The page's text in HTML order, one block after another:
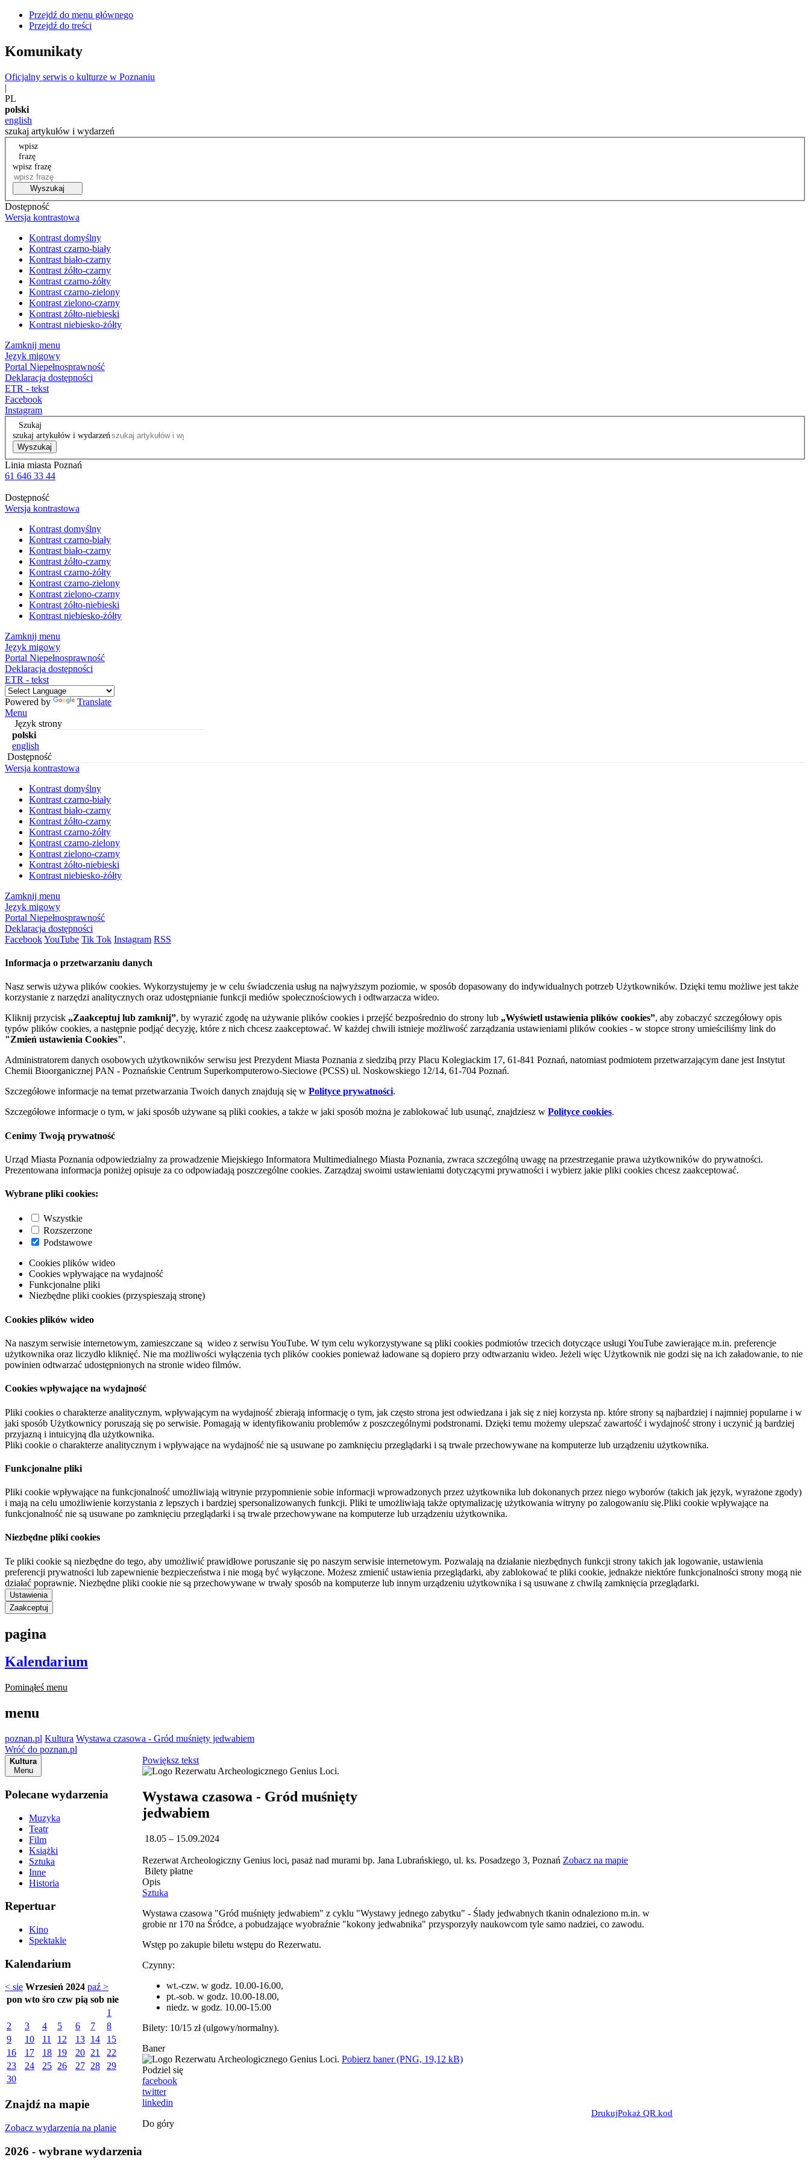
Przejdź do menu głównego
Przejdź do treści
Komunikaty
Oficjalny serwis o kulturze w Poznaniu
|
PL
polski
english
szukaj artykułów i wydarzeń
wpisz
frazę
wpisz frazę
Wyszukaj
Dostępność
Wersja kontrastowa
Kontrast domyślny
Kontrast czarno-biały
Kontrast biało-czarny
Kontrast żółto-czarny
Kontrast czarno-żółty
Kontrast czarno-zielony
Kontrast zielono-czarny
Kontrast żółto-niebieski
Kontrast niebiesko-żółty
Zamknij menu
Język migowy
Portal Niepełnosprawność
Deklaracja dostępności
ETR - tekst
Facebook
Instagram
Szukaj
szukaj artykułów i wydarzeń
Wyszukaj
Linia miasta Poznań
61 646 33 44
Dostępność
Wersja kontrastowa
Kontrast domyślny
Kontrast czarno-biały
Kontrast biało-czarny
Kontrast żółto-czarny
Kontrast czarno-żółty
Kontrast czarno-zielony
Kontrast zielono-czarny
Kontrast żółto-niebieski
Kontrast niebiesko-żółty
Zamknij menu
Język migowy
Portal Niepełnosprawność
Deklaracja dostępności
ETR - tekst
Powered by
Translate
Menu
Język strony
polski
english
Dostępność
Wersja kontrastowa
Kontrast domyślny
Kontrast czarno-biały
Kontrast biało-czarny
Kontrast żółto-czarny
Kontrast czarno-żółty
Kontrast czarno-zielony
Kontrast zielono-czarny
Kontrast żółto-niebieski
Kontrast niebiesko-żółty
Zamknij menu
Język migowy
Portal Niepełnosprawność
Deklaracja dostępności
FacebookYouTube Tik Tok Instagram RSS
Informacja o przetwarzaniu danych
Nasz serwis używa plików cookies. Wykorzystujemy je w celu świadczenia usług na najwyższym poziomie, w sposób dopasowany do indywidualnych potrzeb Użytkowników. Dzięki temu możliwe jest także
korzystanie z narzędzi analitycznych oraz udostępnianie funkcji mediów społecznościowych i odtwarzacza wideo.
Kliknij przycisk „Zaakceptuj lub zamknij”, by wyrazić zgodę na używanie plików cookies i przejść bezpośrednio do strony lub „Wyświetl ustawienia plików cookies”, aby zobaczyć szczegółowy opis
typów plików cookies, a następnie podjąć decyzję, które z nich chcesz zaakceptować. W każdej chwili istnieje możliwość zarządzania ustawieniami plików cookies - w stopce strony umieściliśmy link do
"Zmień ustawienia Cookies".
Administratorem danych osobowych użytkowników serwisu jest Prezydent Miasta Poznania z siedzibą przy Placu Kolegiackim 17, 61-841 Poznań, natomiast podmiotem przetwarzającym dane jest Instytut
Chemii Bioorganicznej PAN - Poznańskie Centrum Superkomputerowo-Sieciowe (PCSS) ul. Noskowskiego 12/14, 61-704 Poznań.
Szczegółowe informacje na temat przetwarzania Twoich danych znajdują się w Polityce prywatności.
Szczegółowe informacje o tym, w jaki sposób używane są pliki cookies, a także w jaki sposób można je zablokować lub usunąć, znajdziesz w Polityce cookies.
Cenimy Twoją prywatność
Urząd Miasta Poznania odpowiedzialny za prowadzenie Miejskiego Informatora Multimedialnego Miasta Poznania, zwraca szczególną uwagę na przestrzeganie prawa użytkowników do prywatności.
Prezentowana informacja poniżej opisuje za co odpowiadają poszczególne cookies. Zarządzaj swoimi ustawieniami dotyczącymi prywatności i wybierz jakie pliki cookies chcesz zaakceptować.
Wybrane pliki cookies:
Wszystkie
Rozszerzone
Podstawowe
Cookies plików wideo
Cookies wpływające na wydajność
Funkcjonalne pliki
Niezbędne pliki cookies (przyspieszają stronę)
Cookies plików wideo
Na naszym serwisie internetowym, zamieszczane są wideo z serwisu YouTube. W tym celu wykorzystywane są pliki cookies podmiotów trzecich dotyczące usługi YouTube zawierające m.in. preferencje
użytkownika oraz liczydło kliknięć. Nie ma możliwości wyłączenia tych plików cookies ponieważ ładowane są dopiero przy odtwarzaniu wideo. Jeżeli więc Użytkownik nie godzi się na ich załadowanie, to nie
powinien odtwarzać udostępnionych na stronie wideo filmów.
Cookies wpływające na wydajność
Pliki cookies o charakterze analitycznym, wpływającym na wydajność zbierają informację o tym, jak często strona jest odwiedzana i jak się z niej korzysta np. które strony są najbardziej i najmniej popularne i w
jaki sposób Użytkownicy poruszają się po serwisie. Pomagają w identyfikowaniu problemów z poszczególnymi podstronami. Dzięki temu możemy ulepszać zawartość i wydajność strony i uczynić ją bardziej
przyjazną i intuicyjną dla użytkownika.
Pliki cookie o charakterze analitycznym i wpływające na wydajność nie są usuwane po zamknięciu przeglądarki i są trwale przechowywane na komputerze lub urządzeniu użytkownika.
Funkcjonalne pliki
Pliki cookie wpływające na funkcjonalność umożliwiają witrynie przypomnienie sobie informacji wprowadzonych przez użytkownika lub dokonanych przez niego wyborów (takich jak język, wyrażone zgody)
i mają na celu umożliwienie korzystania z lepszych i bardziej spersonalizowanych funkcji. Pliki te umożliwiają także optymalizację użytkowania witryny po zalogowaniu się.Pliki cookie wpływające na
funkcjonalność nie są usuwane po zamknięciu przeglądarki i są trwale przechowywane na komputerze lub urządzeniu użytkownika.
Niezbędne pliki cookies
Te pliki cookie są niezbędne do tego, aby umożliwić prawidłowe poruszanie się po naszym serwisie internetowym. Pozwalają na działanie niezbędnych funkcji strony takich jak logowanie, ustawienia
preferencji prywatności lub zapewnienie bezpieczeństwa i nie mogą być wyłączone. Możesz zmienić ustawienia przeglądarki, aby zablokować te pliki cookie, jednakże niektóre funkcjonalności strony mogą nie
działać poprawnie. Niezbędne pliki cookie nie są przechowywane w trwały sposób na komputerze lub innym urządzeniu użytkownika i są usuwane z chwilą zamknięcia przeglądarki.
Ustawienia
Zaakceptuj
pagina
Kalendarium
Pominąłeś menu
menu
poznan.pl Kultura Wystawa czasowa - Gród muśnięty jedwabiem
Wróć do poznan.pl
Kultura
Menu
Polecane wydarzenia
Muzyka
Teatr
Film
Książki
Sztuka
Inne
Historia
Repertuar
Kino
Spektakle
Kalendarium
< sie Wrzesień 2024 paź >
pon wto śro czw pią sob nie
1
2
3 4 5 6 7
8
9
10 11 12 13 14
15
16
17 18 19 20 21
22
23
24 25 26 27 28
29
30
Znajdź na mapie
Zobacz wydarzenia na planie
2026 - wybrane wydarzenia
Powiększ tekst
Wystawa czasowa - Gród muśnięty
jedwabiem
18.05 – 15.09.2024
Rezerwat Archeologiczny Genius loci, pasaż nad murami bp. Jana Lubrańskiego, ul. ks. Posadzego 3, Poznań Zobacz na mapie
Bilety płatne
Opis
Sztuka
Wystawa czasowa "Gród muśnięty jedwabiem" z cyklu "Wystawy jednego zabytku" - Ślady jedwabnych tkanin odnaleziono m.in. w
grobie nr 170 na Śródce, a pobudzające wyobraźnie "kokony jedwabnika" przysporzyły naukowcom tyle samo nadziei, co zawodu.
Wstęp po zakupie biletu wstępu do Rezerwatu.
Czynny:
wt.-czw. w godz. 10.00-16.00,
pt.-sob. w godz. 10.00-18.00,
niedz. w godz. 10.00-15.00
Bilety: 10/15 zł (ulgowy/normalny).
Baner
Pobierz baner (PNG, 19,12 kB)
Podziel się
facebook
twitter
linkedin
DrukujPokaż QR kod
Do góry